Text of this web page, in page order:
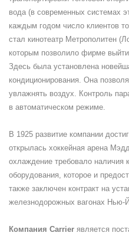
вода (в современных системах
каждым годом число клиентов
стал кинотеатр Метрополитен
которым позволило фирме
Здесь была установлена
кондиционирования. Она
увлажнять воздух. Контроль
в автоматическом режиме.
В 1925 развитие компании
открылась хоккейная арена
охлаждение требовало наличия
оборудования, которое и
также заключен контракт на
железнодорожных вагонах Нью-
Компания Carrier является